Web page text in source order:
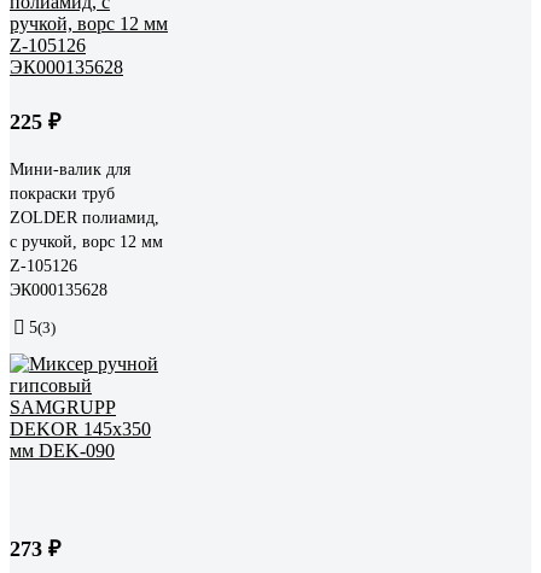
225 ₽
Мини-валик для
покраски труб
ZOLDER полиамид,
с ручкой, ворс 12 мм
Z-105126
ЭК000135628
5(3)
273 ₽